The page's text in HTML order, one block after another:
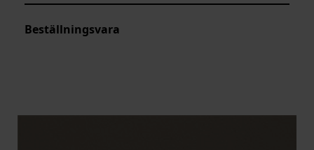
Beställningsvara